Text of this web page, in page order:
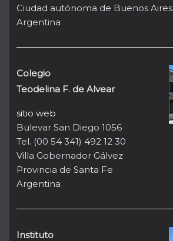
Ciudad autónoma de Buenos Aires
Argentina
Colegio
Teodelina F. de Alvear
sitio web
Bulevar San Diego 1056
Tel. (00 54 341) 492 12 30
Villa Gobernador Gálvez
Provincia de Santa Fe
Argentina
Instituto